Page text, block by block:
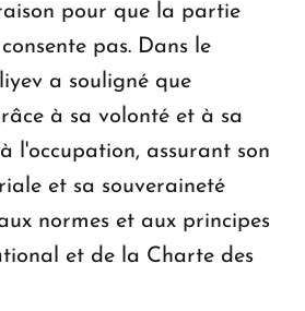
pour que la partie
pas. Dans le
a souligné que
à sa volonté et à sa
l'occupation, assurant son
et sa souveraineté
normes et aux principes
et de la Charte des